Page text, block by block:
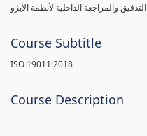
التدقيق والمراجعة الداخلية لأنظمة الأيزو
Course Subtitle
ISO 19011:2018
Course Description